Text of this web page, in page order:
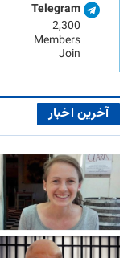
Telegram
2,300
Members
Join
آخرین اخبار